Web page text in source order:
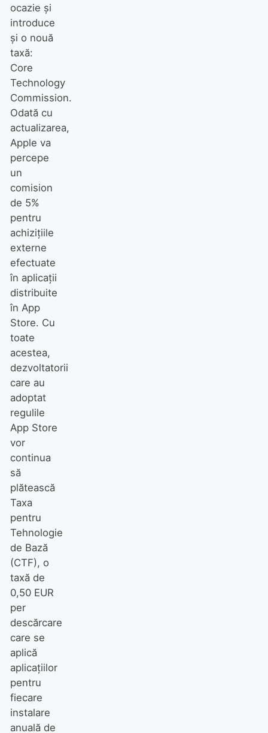
ocazie și
introduce
și o nouă
taxă:
Core
Technology
Commission.
Odată cu
actualizarea,
Apple va
percepe
un
comision
de 5%
pentru
achizițiile
externe
efectuate
în aplicații
distribuite
în App
Store. Cu
toate
acestea,
dezvoltatorii
care au
adoptat
regulile
App Store
vor
continua
să
plătească
Taxa
pentru
Tehnologie
de Bază
(CTF), o
taxă de
0,50 EUR
per
descărcare
care se
aplică
aplicațiilor
pentru
fiecare
instalare
anuală de